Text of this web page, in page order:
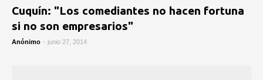
Cuquín: "Los comediantes no hacen fortuna
si no son empresarios"
Anónimo - junio 27, 2014